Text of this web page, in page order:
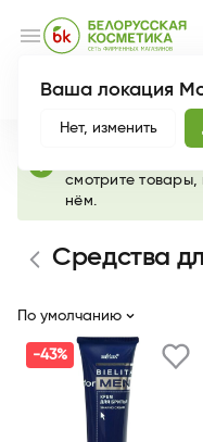
Ваша локация
Нет, изменить
menu
Новинки Акции
info смотрите товары,
нём.
Средства
По умолчанию
-43%